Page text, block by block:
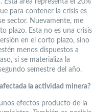
para contener la crisis es
sector. Nuevamente, me
plazo. Esta no es una crisis
en el corto plazo, sino
menos dispuestos a
si se materializa la
semestre del año.
la actividad minera?
efectos producto de la